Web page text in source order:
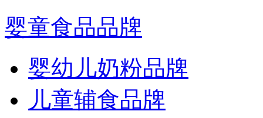
婴童食品品牌
婴幼儿奶粉品牌
儿童辅食品牌